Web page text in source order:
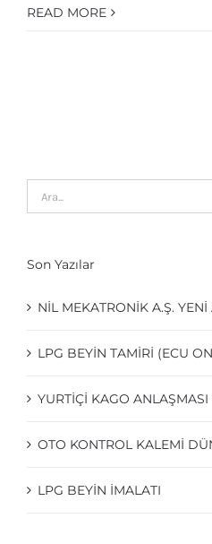
READ MORE
Son Yazılar
NIL MEKATRONIK A.Ş.
LPG BEYIN TAMIRI (ECU
YURTİÇİ KAGO ANLAŞMASI
OTO KONTROL KALEMI
LPG BEYIN IMALATI